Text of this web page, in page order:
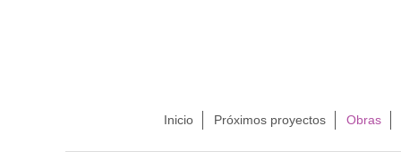
Inicio Próximos proyectos Obras